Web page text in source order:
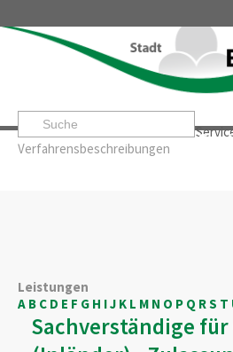
Startseite» »
Verfahrensbeschreibungen
Leben & Erleben Rathaus &
Leistungen
A B C D E F G H IJ K L M N O P Q RS T
Sachverständige